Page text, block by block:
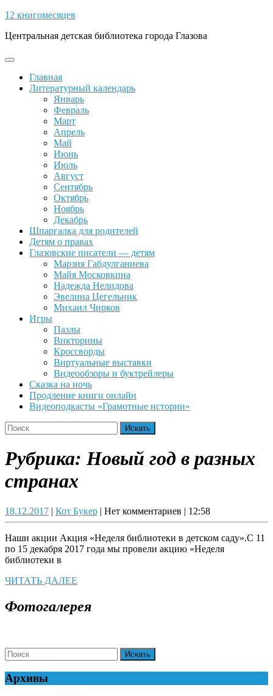
Skip
content
12 книгомесяцев
Центральная детская библиотека города Глазова
Open
ButtonГлавная
Литературный календарь
Январь
Февраль
Март
Апрель
Май
Июнь
Июль
Август
Сентябрь
Октябрь
Ноябрь
Декабрь
Шпаргалка для родителей
Детям о правах
Глазовские писатели — детям
Марзия Габдулганиева
Майя Московкина
Надежда Нелидова
Эвелина Цегельник
Михаил Чирков
Игры
Пазлы
Викторины
Кроссворды
Виртуальные выставки
Видеообзоры и буктрейлеры
Сказка на ночь
Продление книги онлайн
Видеоподкасты «Грамотные истории»
Close
Button
Search
for:
Рубрика:Новый год в разных
странах
18.12.201718.12.2017
| Кот БукерКот
Букер
| Нет комментариев | 12:58
Наши акции Акция «Неделя библиотеки в детском саду».С 11
по 15 декабря 2017 года мы провели акцию «Неделя
библиотеки в
ЧИТАТЬ ДАЛЕЕ
Фотогалерея
Search
for:
Архивы